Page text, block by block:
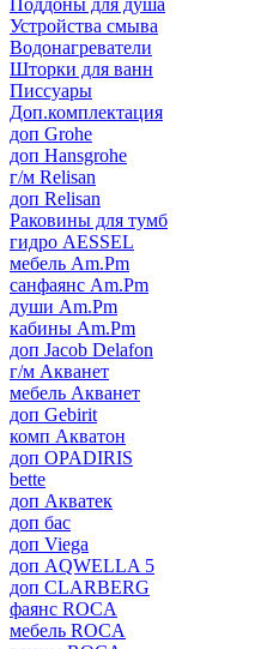
Поддоны для душа
Устройства смыва
Водонагреватели
Шторки для ванн
Писсуары
Доп.комплектация
доп Grohe
доп Hansgrohe
г/м Relisan
доп Relisan
Раковины для тумб
гидро AESSEL
мебель Am.Pm
санфаянс Am.Pm
души Am.Pm
кабины Am.Pm
доп Jacob Delafon
г/м Акванет
мебель Акванет
доп Gebirit
комп Акватон
доп OPADIRIS
bette
доп Акватек
доп бас
доп Viega
доп AQWELLA 5
доп CLARBERG
фаянс ROCA
мебель ROCA